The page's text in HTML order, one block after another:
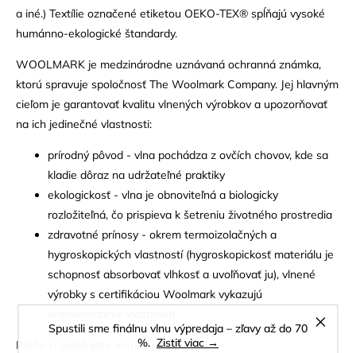
Spustili sme finálnu vlnu výpredaja – zľavy až do 70
%. Zistiť viac →
a iné.) Textílie označené etiketou OEKO-TEX® spĺňajú vysoké
humánno-ekologické štandardy.
WOOLMARK je medzinárodne uznávaná ochranná známka,
ktorú spravuje spoločnosť The Woolmark Company. Jej hlavným
cieľom je garantovať kvalitu vlnených výrobkov a upozorňovať
na ich jedinečné vlastnosti:
prírodný pôvod - vlna pochádza z ovčích chovov, kde sa
kladie dôraz na udržateľné praktiky
ekologickosť - vlna je obnoviteľná a biologicky
rozložiteľná, čo prispieva k šetreniu životného prostredia
zdravotné prínosy - okrem termoizolačných a
hygroskopických vlastností (hygroskopickosť materiálu je
schopnosť absorbovať vlhkosť a uvoľňovať ju), vlnené
výrobky s certifikáciou Woolmark vykazujú
Prečo si zamilujete merino vlnu: